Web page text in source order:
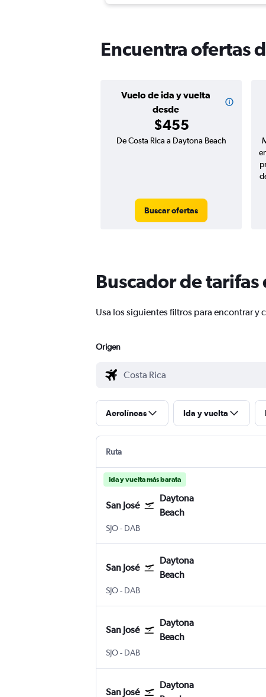
Encuentra ofertas
Vuelo de ida y vuelta
desde
$455
De Costa Rica a Daytona Beach
Buscar ofertas
Buscador de
Usa los siguientes filtros para encontrar y
Origen
Aerolíneas Ida y vuelta
Ruta
Ida y vuelta más barata
San José
Daytona
Beach
SJOSan José Internacional Juan Santamaría
- DAB
San José
Daytona
Beach
SJOSan José Internacional Juan Santamaría
- DAB
San José
Daytona
Beach
SJOSan José Internacional Juan Santamaría
- DAB
San José
Daytona